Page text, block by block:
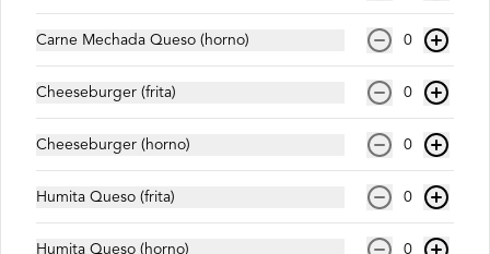
$600
Coca Cola Original (350ml)
Carne Mechada Queso (horno) 0
Cheeseburger (frita) 0
Cheeseburger (horno) 0
Humita Queso (frita) 0
Humita Queso (horno) 0